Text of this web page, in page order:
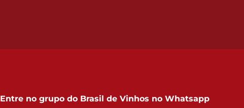
Entre no grupo do Brasil de Vinhos no Whatsapp